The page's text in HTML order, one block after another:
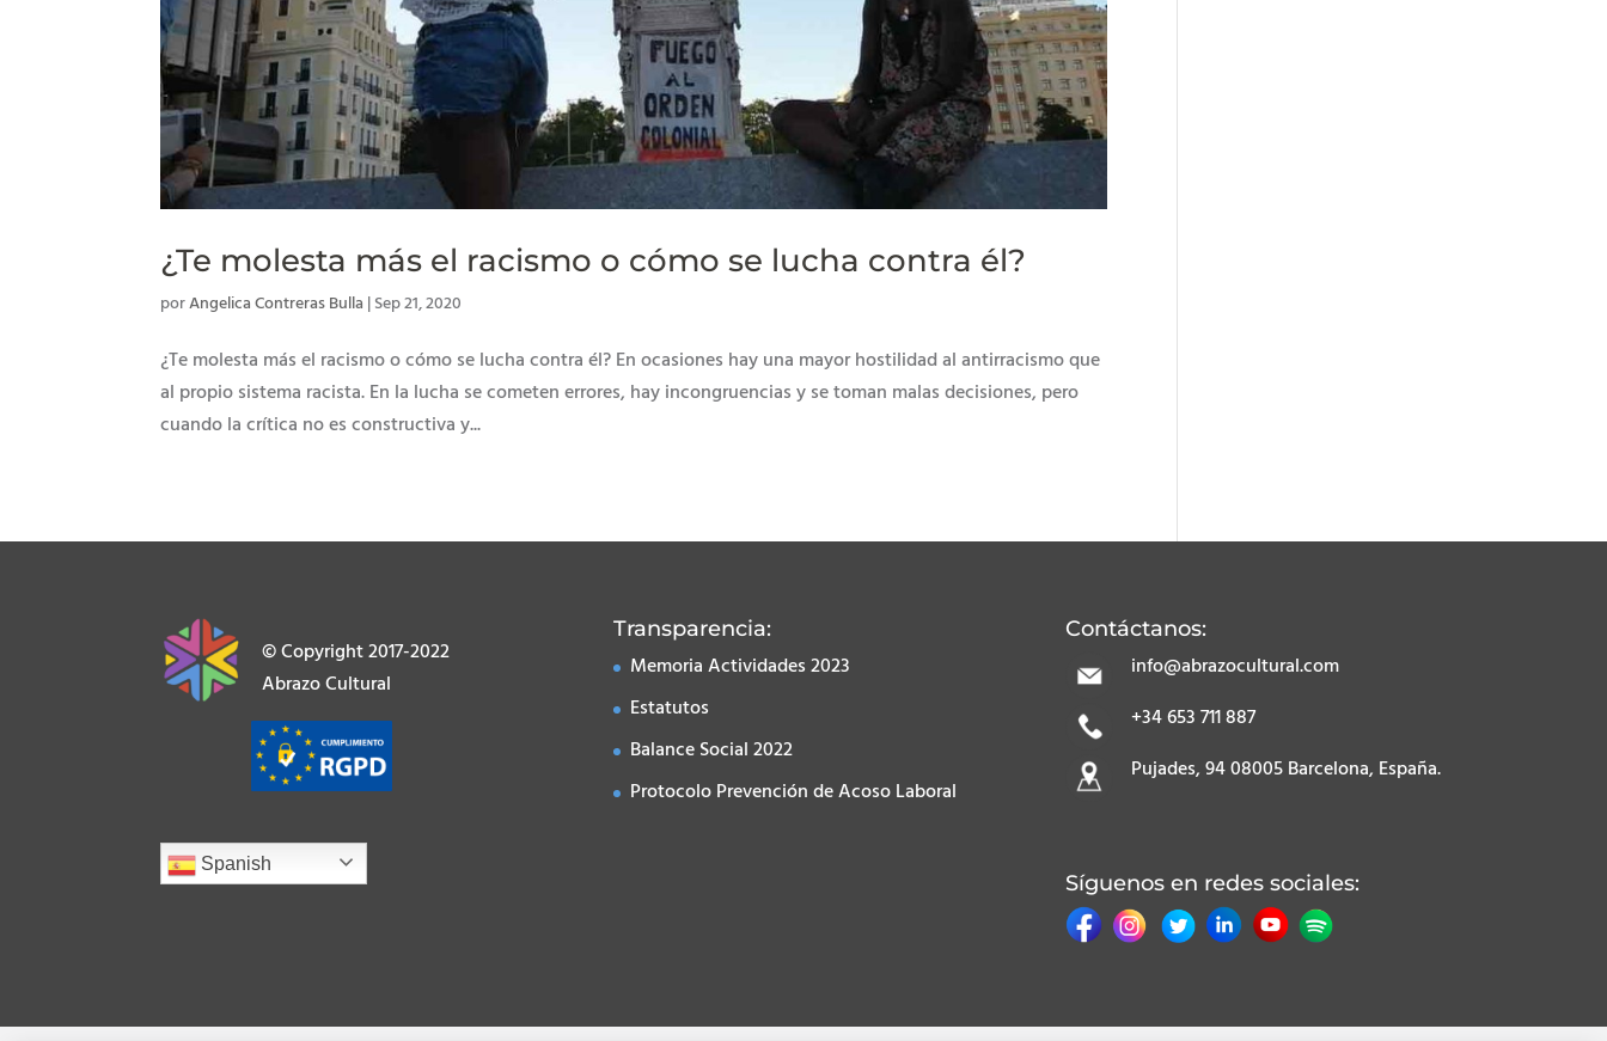
¿Te molesta más el racismo o cómo se lucha contra él?
porAngelica Contreras Bulla |Sep 21, 2020
¿Te molesta más el racismo o cómo se lucha contra él? En ocasiones hay una mayor hostilidad al antirracismo que
al propio sistema racista. En la lucha se cometen errores, hay incongruencias y se toman malas decisiones, pero
cuando la crítica no es constructiva y...
© Copyright 2017-2022
Abrazo Cultural
Spanish
Transparencia:
Memoria Actividades 2023
Estatutos
Balance Social 2022
Protocolo Prevención de Acoso Laboral
Contáctanos:
info@abrazocultural.com
+34 653 711 887
Pujades, 94 08005 Barcelona, España.
Síguenos en redes sociales: